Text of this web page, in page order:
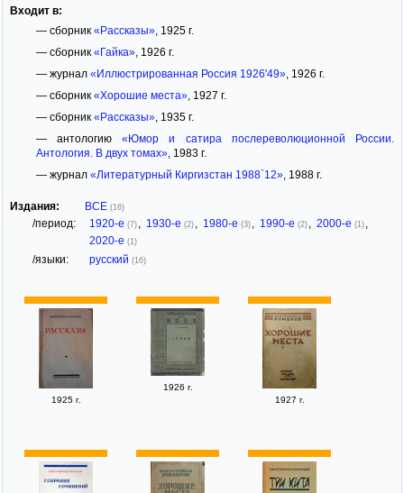
Входит в:
— сборник «Рассказы», 1925 г.
— сборник «Гайка», 1926 г.
— журнал «Иллюстрированная Россия 1926'49», 1926 г.
— сборник «Хорошие места», 1927 г.
— сборник «Рассказы», 1935 г.
— антологию«Юмор и сатира послереволюционной России.
Антология. В двух томах», 1983 г.
— журнал «Литературный Киргизстан 1988`12», 1988 г.
Издания: ВСЕ (16)
/период: 1920-е (7) 1930-е (2) 1980-е (3) 1990-е (2) 2000-е (1)
2020-е (1)
/языки: русский (16)
1925 г.
1926 г.
1927 г.